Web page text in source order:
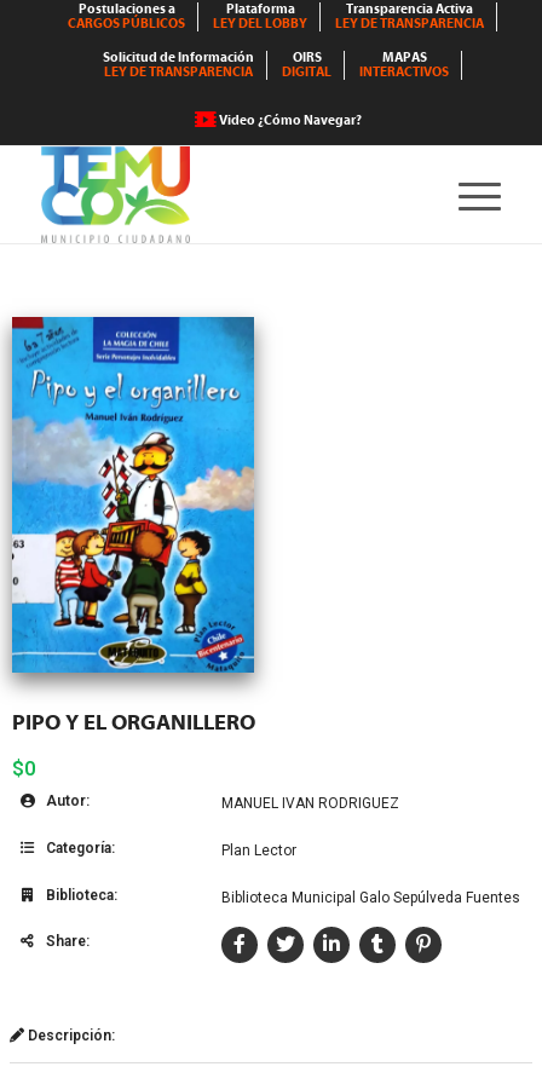
Postulaciones a
CARGOS PÚBLICOS
Plataforma
LEY DEL LOBBY
Transparencia Activa
LEY DE TRANSPARENCIA
Solicitud de Información
LEY DE TRANSPARENCIA
OIRS
DIGITAL
MAPAS
INTERACTIVOS
Video ¿Cómo Navegar?
PIPO Y EL ORGANILLERO
$0
Autor: MANUEL IVAN RODRIGUEZ
Categoría: Plan Lector
Biblioteca: Biblioteca Municipal Galo Sepúlveda Fuentes
Share:
Descripción: